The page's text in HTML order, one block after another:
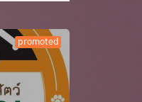
promoted